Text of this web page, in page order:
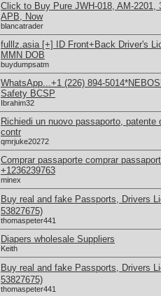
Click to Buy Pure JWH-018, AM-
APB, Now
blancatrader
fulllz.asia [+] ID Front+Back Driver's
MMN DOB
buydumpsatm
WhatsApp...+1 (226) 894-
Safety BCSP
Ibrahim32
Richiedi un nuovo passaporto,
contr
qmrjuke20272
Comprar passaporte comprar
+1236239763
minex
Buy real and fake Passports, Drivers
53827675)
thomaspeter441
Diapers wholesale Suppliers
Keith
Buy real and fake Passports, Drivers
53827675)
thomaspeter441